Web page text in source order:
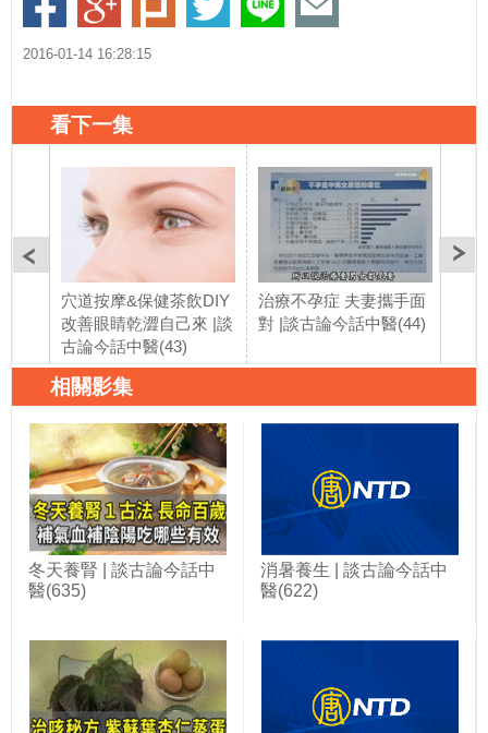
2016-01-14 16:28:15
看下一集
穴道按摩&保健茶飲DIY
改善眼睛乾澀自己來 |談
古論今話中醫(43)
治療不孕症 夫妻攜手面
對 |談古論今話中醫(44)
相關影集
冬天養腎 | 談古論今話中
醫(635)
消暑養生 | 談古論今話中
醫(622)